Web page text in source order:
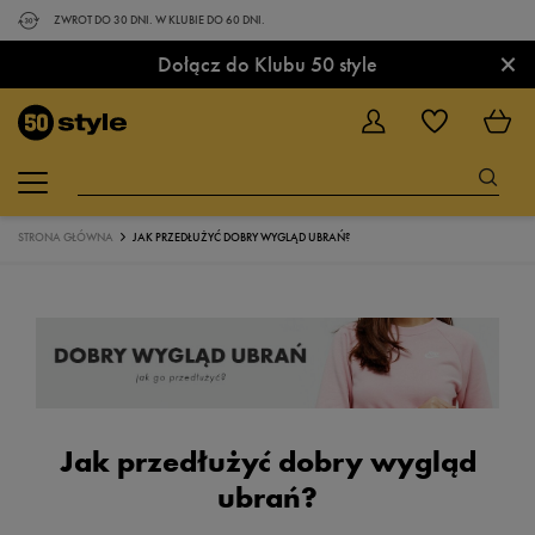
ZWROT DO 30 DNI. W KLUBIE DO 60 DNI.
Dołącz do Klubu 50 style ×
STRONA GŁÓWNA JAK PRZEDŁUŻYĆ DOBRY WYGLĄD UBRAŃ?
Jak przedłużyć dobry wygląd
ubrań?